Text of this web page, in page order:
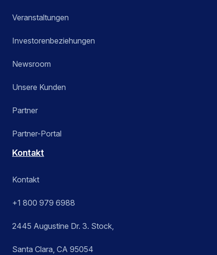
Veranstaltungen
Investorenbeziehungen
Newsroom
Unsere Kunden
Partner
Partner-Portal
Kontakt
Kontakt
+1 800 979 6988
2445 Augustine Dr. 3. Stock,
Santa Clara, CA 95054